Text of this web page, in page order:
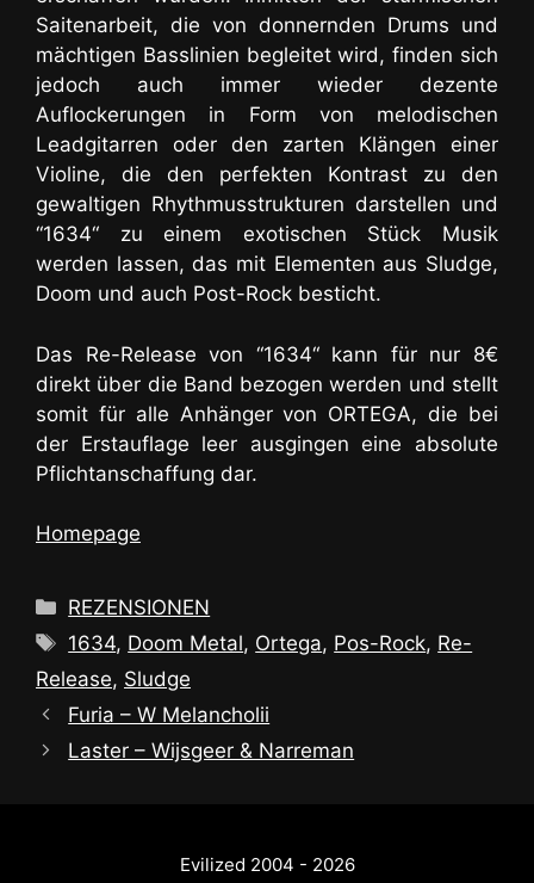
Saitenarbeit, die von donnernden Drums und
mächtigen Basslinien begleitet wird, finden sich
jedoch auch immer wieder dezente
Auflockerungen in Form von melodischen
Leadgitarren oder den zarten Klängen einer
Violine, die den perfekten Kontrast zu den
gewaltigen Rhythmusstrukturen darstellen und
“1634“ zu einem exotischen Stück Musik
werden lassen, das mit Elementen aus Sludge,
Doom und auch Post-Rock besticht.
Das Re-Release von “1634“ kann für nur 8€
direkt über die Band bezogen werden und stellt
somit für alle Anhänger von ORTEGA, die bei
der Erstauflage leer ausgingen eine absolute
Pflichtanschaffung dar.
Homepage
Kategorien
REZENSIONEN
Schlagwörter
1634, Doom Metal, Ortega, Pos-Rock, Re-
Release, Sludge
Furia – W Melancholii
Laster – Wijsgeer & Narreman
Evilized 2004 - 2026